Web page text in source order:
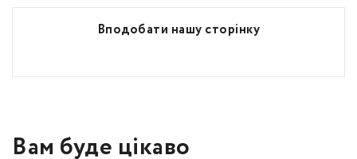
Вподобати нашу сторінку
Вам буде цікаво